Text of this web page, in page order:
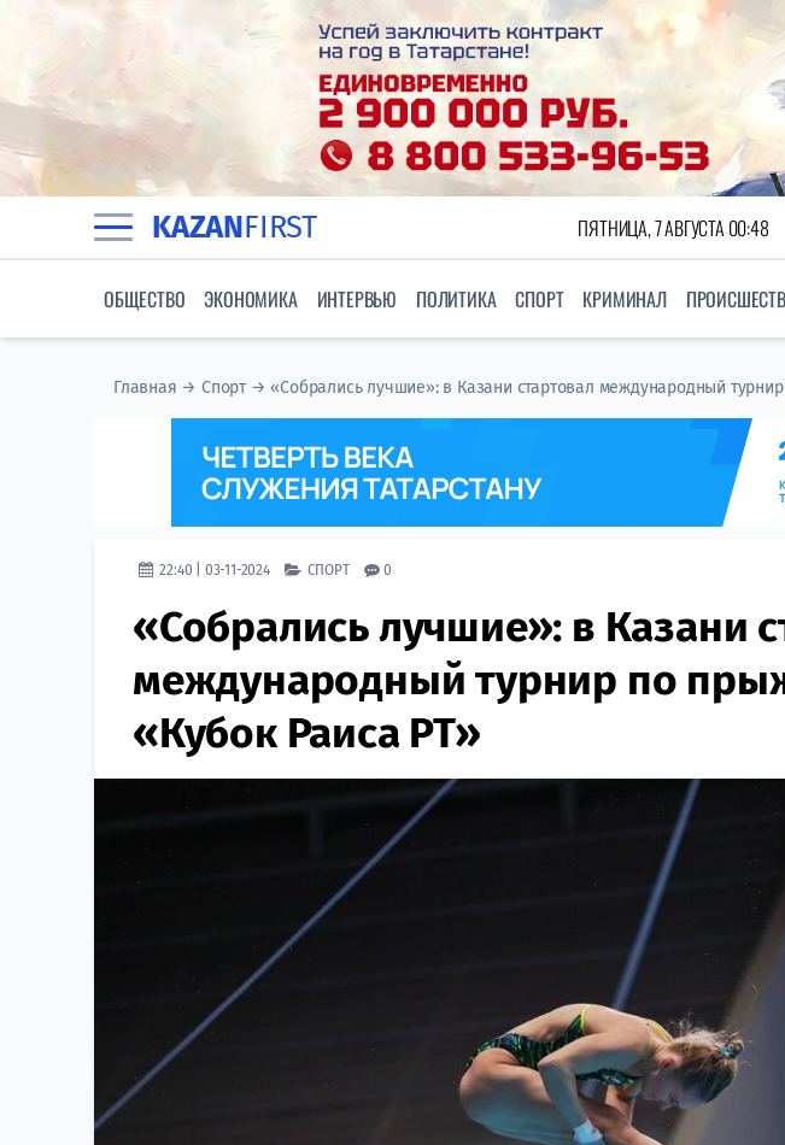
KAZANFIRST ПЯТНИЦА, 7 АВГУСТА 00:48
ОБЩЕСТВО ЭКОНОМИКА ИНТЕРВЬЮ ПОЛИТИКА СПОРТ КРИМИНАЛ
Главная →Спорт→ «Собрались лучшие»: в Казани стартовал международный
22:40 | 03-11-2024 СПОРТ 0
«Собрались лучшие»: в Казани
международный турнир по
«Кубок Раиса РТ»